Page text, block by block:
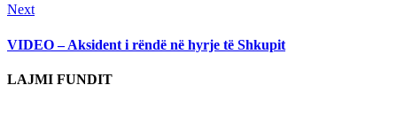
NextNext
VIDEO – Aksident i rëndë në hyrje të Shkupit
LAJMI FUNDIT